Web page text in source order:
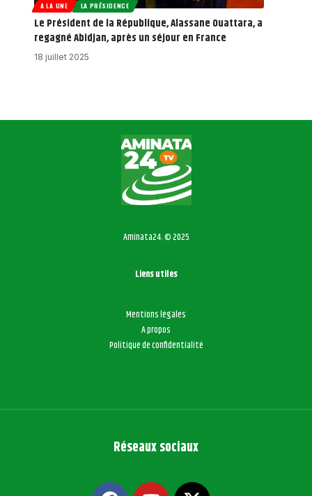
A LA UNE LA PRÉSIDENCE
Le Président de la République, Alassane Ouattara, a
regagné Abidjan, après un séjour en France
18 juillet 2025
Réseaux sociaux
Aminata24. © 2025
Liens utiles
Mentions légales
A propos
Politique de confidentialité